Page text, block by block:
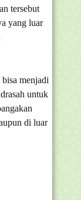
tersebut
yang luar
menjadi
untuk
di luar